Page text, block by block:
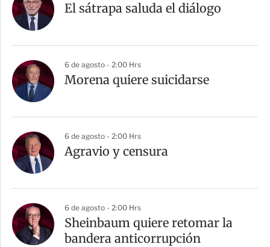
El sátrapa saluda el diálogo
6 de agosto - 2:00 Hrs
Morena quiere suicidarse
6 de agosto - 2:00 Hrs
Agravio y censura
6 de agosto - 2:00 Hrs
Sheinbaum quiere retomar la
bandera anticorrupción